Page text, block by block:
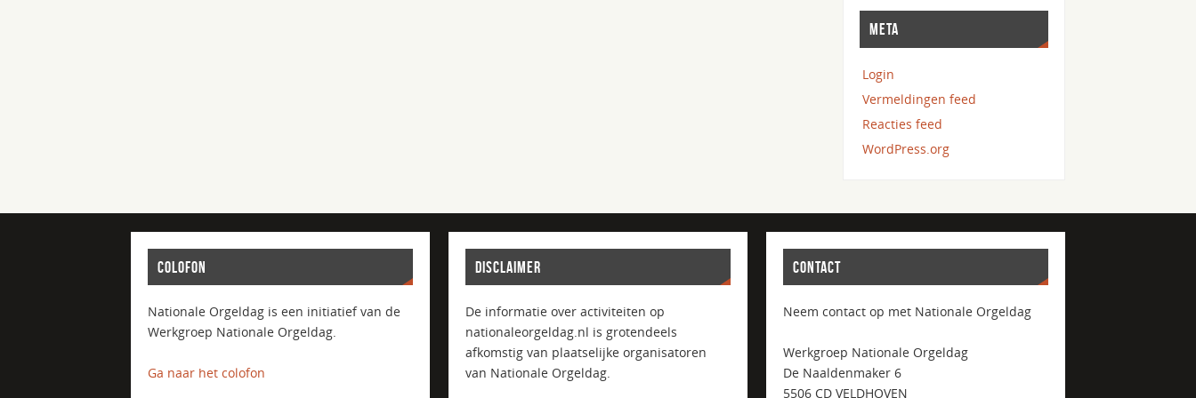
META
Login
Vermeldingen feed
Reacties feed
WordPress.org
COLOFON
Nationale Orgeldag is een initiatief van de
Werkgroep Nationale Orgeldag.
Ga naar het colofon
DISCLAIMER
De informatie over activiteiten op
nationaleorgeldag.nl is grotendeels
afkomstig van plaatselijke organisatoren
van Nationale Orgeldag.
CONTACT
Neem contact op met Nationale Orgeldag
Werkgroep Nationale Orgeldag
De Naaldenmaker 6
5506 CD VELDHOVEN